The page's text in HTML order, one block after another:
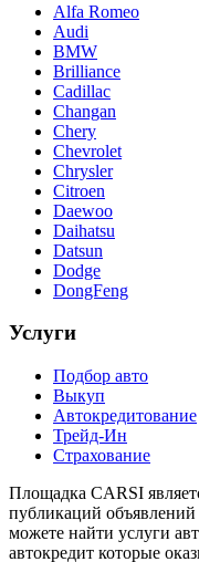
Alfa Romeo
Audi
BMW
Brilliance
Cadillac
Changan
Chery
Chevrolet
Chrysler
Citroen
Daewoo
Daihatsu
Datsun
Dodge
DongFeng
Услуги
Подбор авто
Выкуп
Автокредитование
Трейд-Ин
Cтрахование
Площадка CARSI
публикаций
можете найти услуги
автокредит которые